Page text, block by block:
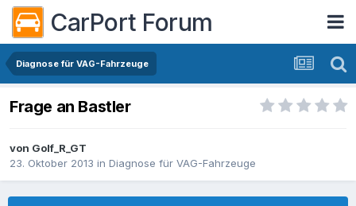
CarPort Forum
Diagnose für VAG-Fahrzeuge
Frage an Bastler
von Golf_R_GT
23. Oktober 2013 in Diagnose für VAG-Fahrzeuge